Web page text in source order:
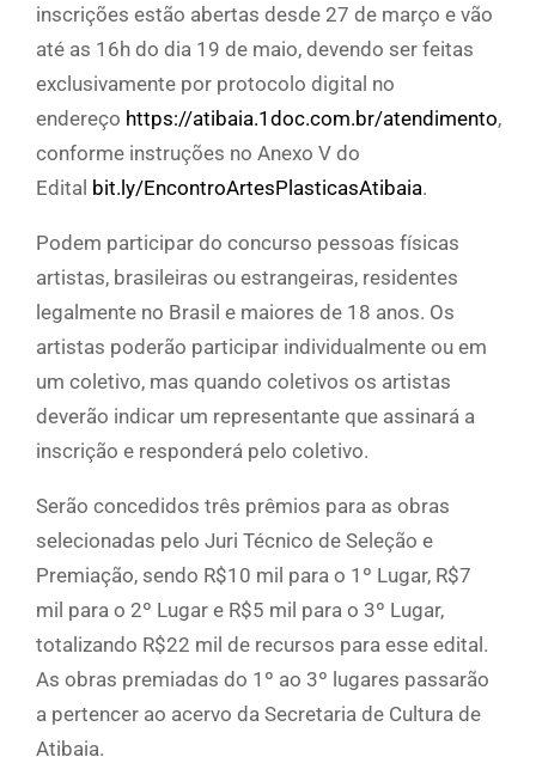
inscrições estão abertas desde 27 de março e vão
até as 16h do dia 19 de maio, devendo ser feitas
exclusivamente por protocolo digital no
endereço https://atibaia.1doc.com.br/atendimento,
conforme instruções no Anexo V do
Edital bit.ly/EncontroArtesPlasticasAtibaia.
Podem participar do concurso pessoas físicas
artistas, brasileiras ou estrangeiras, residentes
legalmente no Brasil e maiores de 18 anos. Os
artistas poderão participar individualmente ou em
um coletivo, mas quando coletivos os artistas
deverão indicar um representante que assinará a
inscrição e responderá pelo coletivo.
Serão concedidos três prêmios para as obras
selecionadas pelo Juri Técnico de Seleção e
Premiação, sendo R$10 mil para o 1º Lugar, R$7
mil para o 2º Lugar e R$5 mil para o 3º Lugar,
totalizando R$22 mil de recursos para esse edital.
As obras premiadas do 1º ao 3º lugares passarão
a pertencer ao acervo da Secretaria de Cultura de
Atibaia.